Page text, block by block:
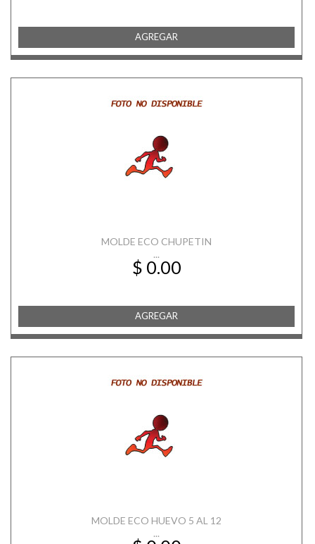
AGREGAR
MOLDE ECO CHUPETIN
...
$ 0.00
AGREGAR
MOLDE ECO HUEVO 5 AL 12
...